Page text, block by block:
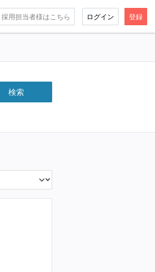
採用担当者様はこちら ログイン 登録